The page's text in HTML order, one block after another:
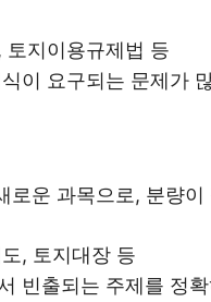
토지이용규제법 등
이 요구되는 문제가
로운 과목으로, 분량
, 토지대장 등
빈출되는 주제를 정